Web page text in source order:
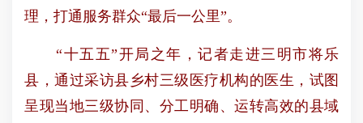
理，打通服务群众“最后一公里”。
“十五五”开局之年，记者走进三明市将乐
县，通过采访县乡村三级医疗机构的医生，试图
呈现当地三级协同、分工明确、运转高效的县域